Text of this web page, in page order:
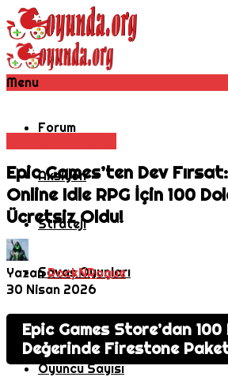
Menu
Forum
Aksiyon
Strateji
Savaş Oyunları
MMORPG
Oyuncu Sayısı
Epic Games’ten Dev
Online Idle RPG İçin 100
Ücretsiz Oldu!
YazanRockNRogue
30 Nisan 2026
Epic Games Store’dan
Değerinde Firestone